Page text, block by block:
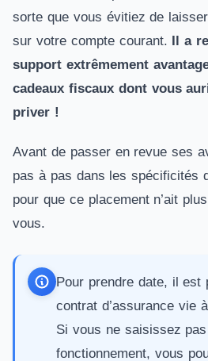
sorte que vous évitiez de
sur votre compte courant. Il a
support extrêmement
cadeaux fiscaux dont vous
priver !
Avant de passer en revue ses
pas à pas dans les spécificités
pour que ce placement n’ait
vous.
Pour prendre date, il est
contrat d’assurance vie
Si vous ne saisissez
fonctionnement, vous